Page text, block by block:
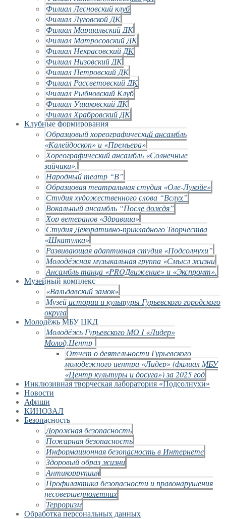
Филиал Лесновский клуб
Филиал Луговской ДК
Филиал Маршальский ДК
Филиал Матросовский ДК
Филиал Некрасовский ДК
Филиал Низовский ДК
Филиал Петровский ДК
Филиал Рассветовский ДК
Филиал Рыбновский Клуб
Филиал Ушаковский ДК
Филиал Храбровский ДК
Клубные формирования
Образцовый хореографический ансамбль
«Калейдоскоп» и «Премьера»
Хореографический ансамбль «Солнечные
зайчики».
Народный театр “В”
Образцовая театральная студия «Оле-Лукойе»
Студия художественного слова “Вслух”
Вокальный ансамбль “После дождя”
Хор ветеранов «Здравица»
Студия Декоративно-прикладного Творчества
«Шкатулка»
Развивающая адаптивная студия «Подсолнухи”
Молодёжная музыкальная группа «Смысл жизни
Ансамбль танца «PROДвижение» и «Экспромт».
Музейный комплекс
«Вальдавский замок»
Музей истории и культуры Гурьевского городского
округа
Молодёжь МБУ ЦКД
Молодёжь Гурьевского МО I «Лидер»
Молод.Центр
Отчет о деятельности Гурьевского
молодежного центра «Лидер» (филиал МБУ
«Центр культуры и досуга») за 2025 год
Инклюзивная творческая лаборатория «Подсолнухи»
Новости
Афиши
КИНОЗАЛ
Безопасность
Дорожная безопасность
Пожарная безопасность
Информационная безопасность в Интернете
Здоровый образ жизни
Антикоррупция
Профилактика безопасности и правонарушения
несовершеннолетних
Терроризм
Обработка персональных данных